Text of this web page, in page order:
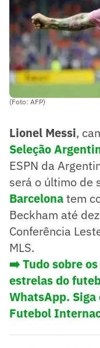
(Foto: AFP)
Lionel Messi,
Seleção
ESPN da
será o último de
Barcelonatem
Beckham até
Conferência
MLS.
➡️ Tudo sobre
estrelas do
WhatsApp. Siga
Futebol